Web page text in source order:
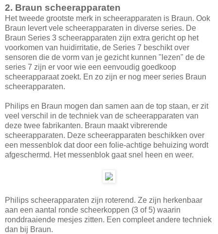
2. Braun scheerapparaten
Het tweede grootste merk in scheerapparaten is Braun. Ook
Braun levert vele scheerapparaten in diverse series. De
Braun Series 3 scheerapparaten zijn extra gericht op het
voorkomen van huidirritatie, de Series 7 beschikt over
sensoren die de vorm van je gezicht kunnen "lezen" de de
series 7 zijn er voor wie een eenvoudig goedkoop
scheerapparaat zoekt. En zo zijn er nog meer series Braun
scheerapparaten.
Philips en Braun mogen dan samen aan de top staan, er zit
veel verschil in de techniek van de scheerapparaten van
deze twee fabrikanten. Braun maakt vibrerende
scheerapparaten. Deze scheerapparaten beschikken over
een messenblok dat door een folie-achtige behuizing wordt
afgeschermd. Het messenblok gaat snel heen en weer.
Philips scheerapparaten zijn roterend. Ze zijn herkenbaar
aan een aantal ronde scheerkoppen (3 of 5) waarin
ronddraaiende mesjes zitten. Een compleet andere techniek
dan bij Braun.